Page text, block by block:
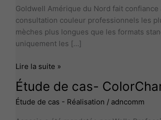
Goldwell Amérique du Nord fait
consultation couleur professionnels les
mèches plus longues que les formats
uniquement les […]
mèches
amovibles
Lire la suite »
Étude de cas-
Étude de cas - Réalisation / adncomm
Étude
cas-
ColorCharm